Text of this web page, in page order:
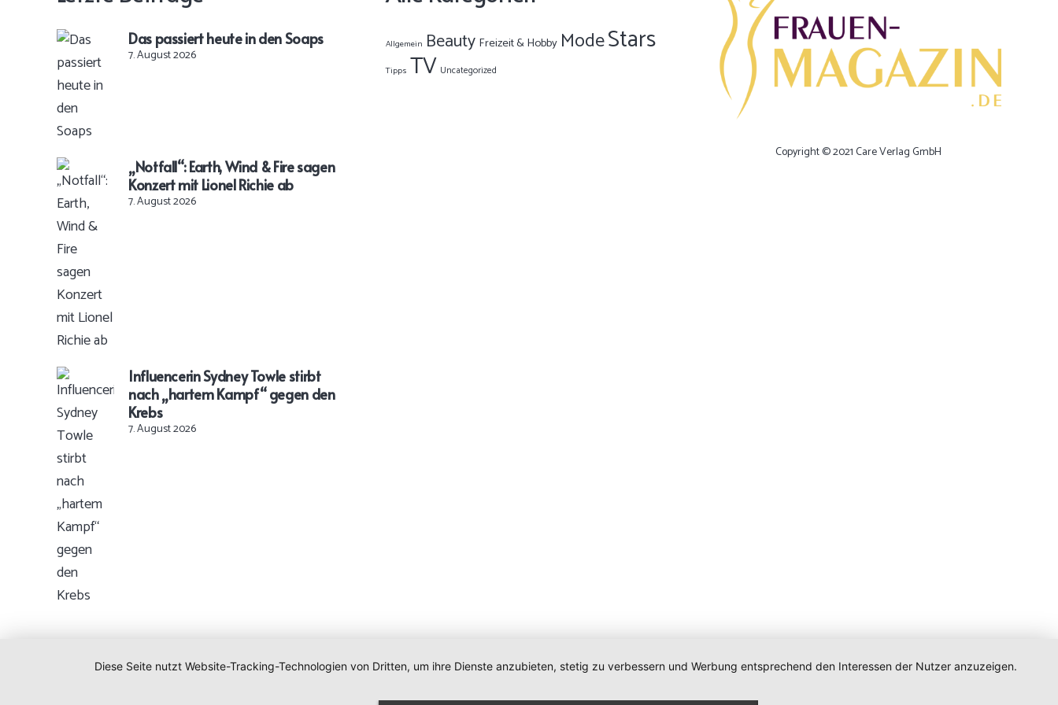
Das passiert heute in den Soaps
7. August 2026
„Notfall“: Earth, Wind & Fire sagen
Konzert mit Lionel Richie ab
7. August 2026
Influencerin Sydney Towle stirbt
nach „hartem Kampf“ gegen den
Krebs
7. August 2026
Allgemein Beauty Freizeit & Hobby ModeStars
Tipps TV Uncategorized
Copyright © 2021 Care Verlag GmbH
Diese Seite nutzt Website-Tracking-Technologien von Dritten, um ihre Dienste anzubieten, stetig zu verbessern und Werbung entsprechend den Interessen der Nutzer anzuzeigen.